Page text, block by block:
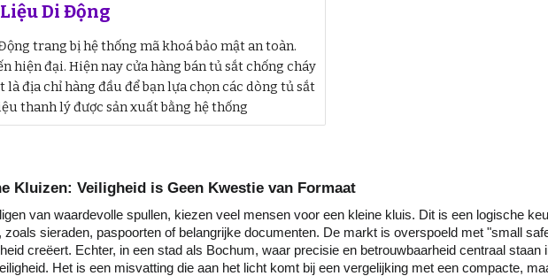
Di Động
trang bị hệ thống mã khoá bảo mật an toàn.
hiện đại. Hiện nay cửa hàng bán tủ sắt chống cháy
là địa chỉ hàng đầu để bạn lựa chọn các dòng tủ sắt
thanh lý được sản xuất bằng hệ thống
Kluizen: Veiligheid is Geen Kwestie van Formaat
van waardevolle spullen, kiezen veel mensen voor een kleine kluis. Dit is een logische
sieraden, paspoorten of belangrijke documenten. De markt is overspoeld met "small
creëert. Echter, in een stad als Bochum, waar precisie en betrouwbaarheid centraal
Het is een misvatting die aan het licht komt bij een vergelijking met een compacte,